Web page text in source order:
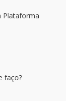
Plataforma
faço?